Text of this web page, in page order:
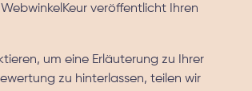
veröffentlicht Ihren
um eine Erläuterung zu Ihrer
zu hinterlassen, teilen wir